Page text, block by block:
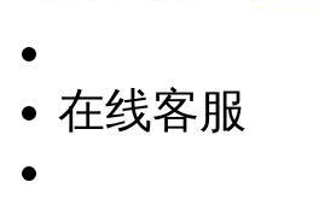
在线客服